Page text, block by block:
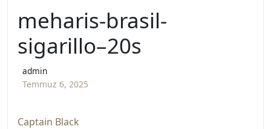
meharis-brasil-
sigarillo–20s
admin
Temmuz 6, 2025
Captain Black